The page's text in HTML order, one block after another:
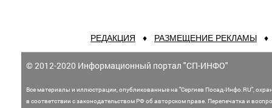
РЕДАКЦИЯ ♦ РАЗМЕЩЕНИЕ РЕКЛАМЫ
© 2012-2020 Информационный портал "СП-ИНФО"
Все материалы и иллюстрации,опубликованные на "Сергиев Посад-Инфо.RU",
в соответствии с законодательством РФ об авторском праве. Перепечатка и